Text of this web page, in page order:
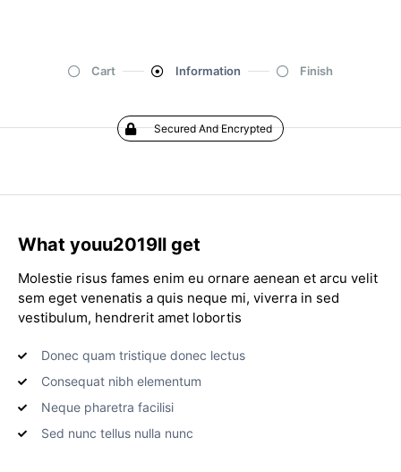
Cart Information Finish
Secured And Encrypted
What youu2019ll get
Molestie risus fames enim eu ornare aenean et arcu velit
sem eget venenatis a quis neque mi, viverra in sed
vestibulum, hendrerit amet lobortis
Donec quam tristique donec lectus
Consequat nibh elementum
Neque pharetra facilisi
Sed nunc tellus nulla nunc